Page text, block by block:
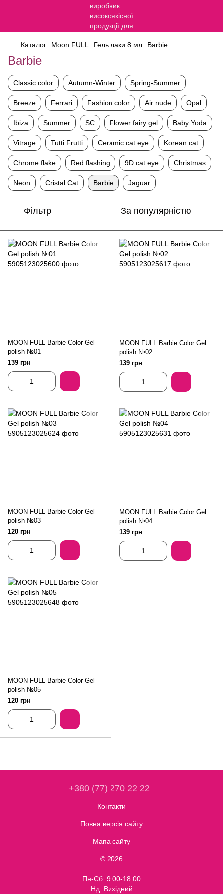
Каталог Moon FULL Гель лаки 8 мл Barbie
Barbie
Classic color Autumn-Winter Spring-Summer
Breeze Ferrari Fashion color Air nude Opal
Ibiza Summer SC Flower fairy gel Baby Yoda
Vitrage Tutti Frutti Ceramic cat eye Korean cat
Chrome flake Red flashing 9D cat eye Christmas
Neon Cristal Cat Barbie Jaguar
Фільтр За популярністю
MOON FULL Barbie Color Gel
polish №01
139 грн
MOON FULL Barbie Color Gel
polish №02
139 грн
MOON FULL Barbie Color Gel
polish №03
120 грн
MOON FULL Barbie Color Gel
polish №04
139 грн
MOON FULL Barbie Color Gel
polish №05
120 грн
+380 (77) 270 22 22
Контакти
Повна версія сайту
Мапа сайту
© 2026
Пн-Сб: 9:00-18:00
Нд: Вихідний